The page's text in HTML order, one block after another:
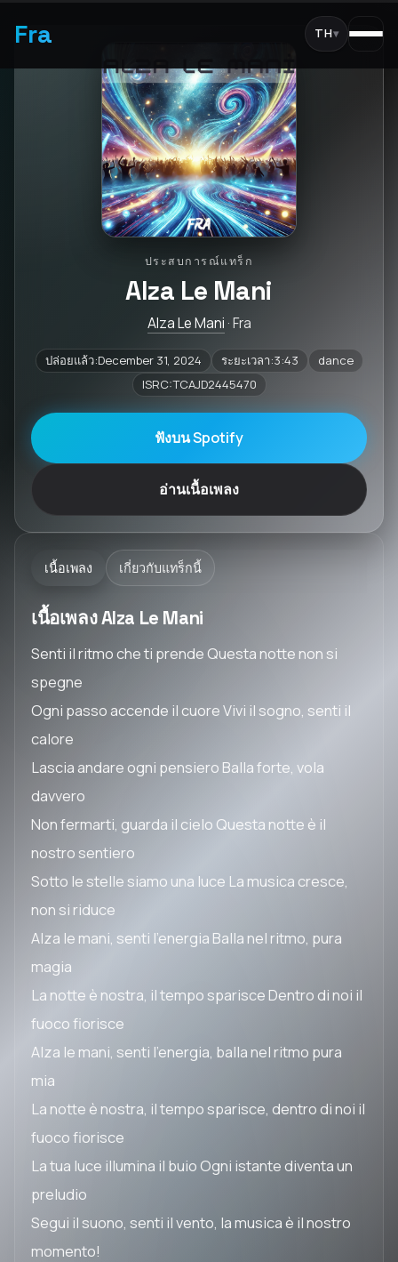
Fra TH▾
ประสบการณ์แทร็ก
Alza Le Mani
Alza Le Mani · Fra
ปล่อยแล้ว:December 31, 2024 ระยะเวลา:3:43
dance
ISRC:TCAJD2445470
ฟังบน Spotify
อ่านเนื้อเพลง
เนื้อเพลง เกี่ยวกับแทร็กนี้
เนื้อเพลง Alza Le Mani
Senti il ritmo che ti prende Questa notte non si
spegne
Ogni passo accende il cuore Vivi il sogno, senti il
calore
Lascia andare ogni pensiero Balla forte, vola
davvero
Non fermarti, guarda il cielo Questa notte è il
nostro sentiero
Sotto le stelle siamo una luce La musica cresce,
non si riduce
Alza le mani, senti l'energia Balla nel ritmo, pura
magia
La notte è nostra, il tempo sparisce Dentro di noi il
fuoco fiorisce
Alza le mani, senti l'energia, balla nel ritmo pura
mia
La notte è nostra, il tempo sparisce, dentro di noi il
fuoco fiorisce
La tua luce illumina il buio Ogni istante diventa un
preludio
Segui il suono, senti il vento, la musica è il nostro
momento!